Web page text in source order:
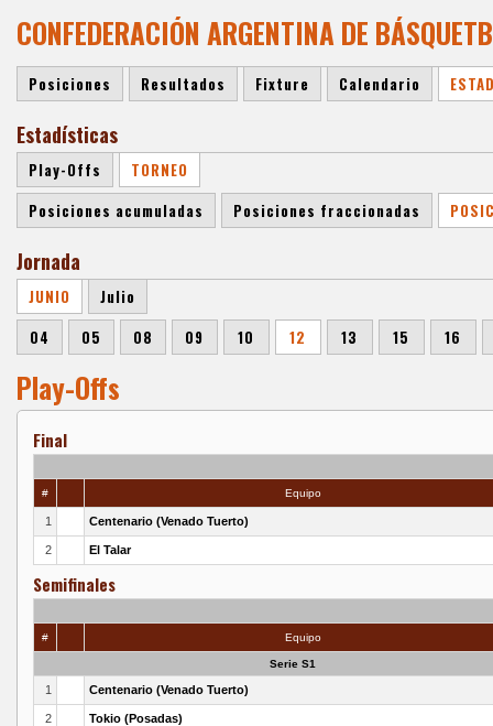
CONFEDERACIÓN ARGENTINA DE
Posiciones Resultados Fixture Calendario
Estadísticas
Play-Offs
TORNEO
Posiciones acumuladas
Posiciones fraccionadas
Jornada
JUNIO
Julio
04
05 08 09 10 12 13 15 16
Play-Offs
Final
# Equipo
1 Centenario (Venado Tuerto)
2 El Talar
Semifinales
# Equipo
Serie S1
1 Centenario (Venado Tuerto)
2 Tokio (Posadas)